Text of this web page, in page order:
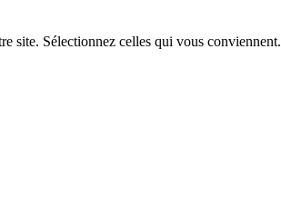
site. Sélectionnez celles qui vous conviennent.